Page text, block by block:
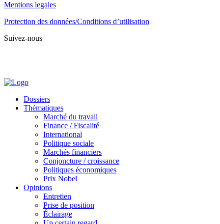
Mentions legales
Protection des données/Conditions d’utilisation
Suivez-nous
Dossiers
Thématiques
Marché du travail
Finance / Fiscalité
International
Politique sociale
Marchés financiers
Conjoncture / croissance
Politiques économiques
Prix Nobel
Opinions
Entretien
Prise de position
Éclairage